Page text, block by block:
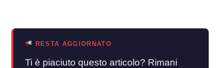
RESTA AGGIORNATO
Ti è piaciuto questo articolo? Rimani